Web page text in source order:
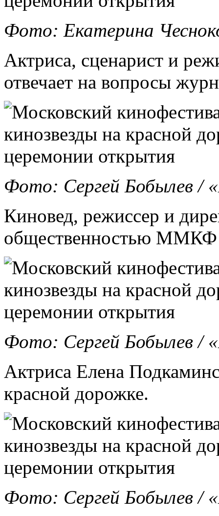
Фото: Екатерина
Актриса, сценарист и
отвечает на вопросы
Фото: Сергей Бобылев /
Киновед, режиссер и
общественностью
Фото: Сергей Бобылев /
Актриса Елена
красной дорожке.
Фото: Сергей Бобылев /